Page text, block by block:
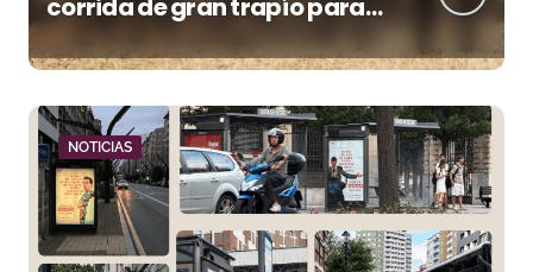
corrida de gran trapío para
la despedida de Víctor Puerto
en Ciudad Real (Vídeo)
NOTICIAS